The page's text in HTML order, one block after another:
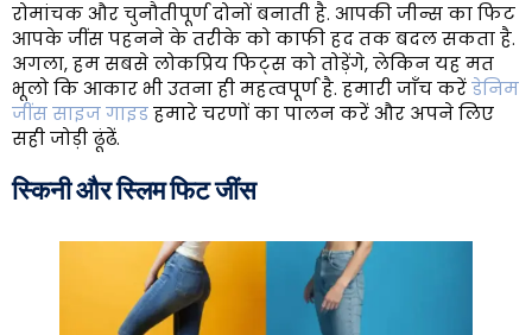
रोमांचक और चुनौतीपूर्ण दोनों बनाती है. आपकी जीन्स का फिट
आपके जींस पहनने के तरीके को काफी हद तक बदल सकता है.
अगला, हम सबसे लोकप्रिय फिट्स को तोड़ेंगे, लेकिन यह मत
भूलो कि आकार भी उतना ही महत्वपूर्ण है. हमारी जाँच करेंडेनिम
जींस साइज गाइडहमारे चरणों का पालन करें और अपने लिए
सही जोड़ी ढूंढें.
स्किनी और स्लिम फिट जींस